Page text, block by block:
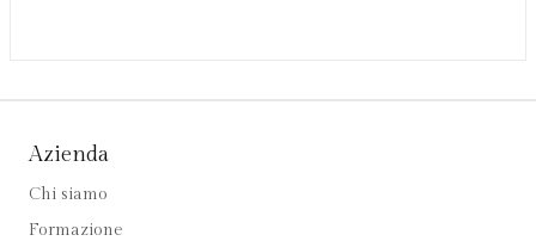
Azienda
Chi siamo
Formazione